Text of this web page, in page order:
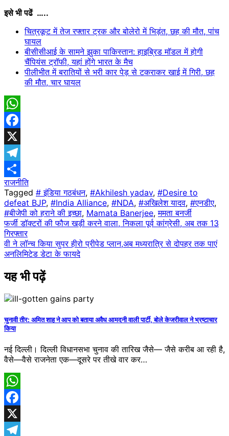
इसे भी पढें …..
चित्रकूट में तेज रफ्तार ट्रक और बोलेरो में भिड़ंत, छह की मौत, पांच
घायल
बीसीसीआई के सामने झुका पाकिस्तान: हाइब्रिड मॉडल में होगी
चैंपियंस ट्रॉफी, यहां होंगे भारत के मैच
पीलीभीत में बरातियों से भरी कार पेड़ से टकराकर खाई में गिरी, छह
की मौत, चार घायल
WhatsApp
Facebook
X
Telegram
Share
राजनीति
Tagged # इंडिया गठबंधन, #Akhilesh yadav, #Desire to
defeat BJP, #India Alliance, #NDA, #अखिलेश यादव, #एनडीए,
#बीजेपी को हराने की इच्छा, Mamata Banerjee,ममता बनर्जी
Post
navigation
फर्जी डॉक्टरों की फौज खड़ी करने वाला, निकला पूर्व कांग्रेसी, अब तक 13
गिरफ्तार
वी ने लॉन्च किया सुपर हीरो प्रीपेड प्लान,अब मध्यरात्रि से दोपहर तक पाएं
अनलिमिटेड डेटा के फायदे
यह भी पढ़ें
चुनावी तीर: अमित शाह ने आप को बताया अवैध आमदनी वाली पार्टी, बोले केजरीवाल ने भ्रष्टाचार
किया
नई दिल्ली। दिल्ली विधानसभा चुनाव की तारिख जैसे— जैसे करीब आ रही है,
वैसे—वैसे राजनेता एक—दूसरे पर तीखे वार कर…
WhatsApp
Facebook
X